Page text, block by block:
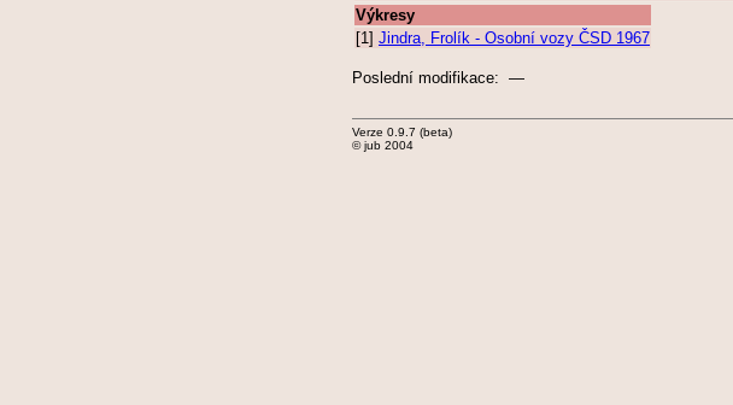
Výkresy
[1] Jindra, Frolík - Osobní vozy ČSD 1967
Poslední modifikace: —
Verze 0.9.7 (beta)
© jub 2004